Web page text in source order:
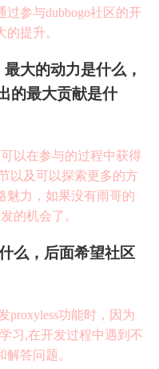
参与dubbogo社区的开
提升。
最大的动力是什么 ，
的最大贡献是什
以在参与的过程中获得
以及可以探索更多的方
魅力，如果没有雨哥的
的机会了。
么 ， 后面希望社区
proxyless功能时，因为
习,在开发过程中遇到不
答问题。